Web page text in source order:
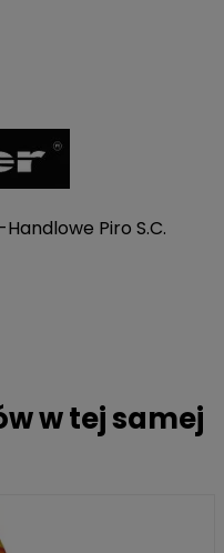
Piro S.C.
w tej samej